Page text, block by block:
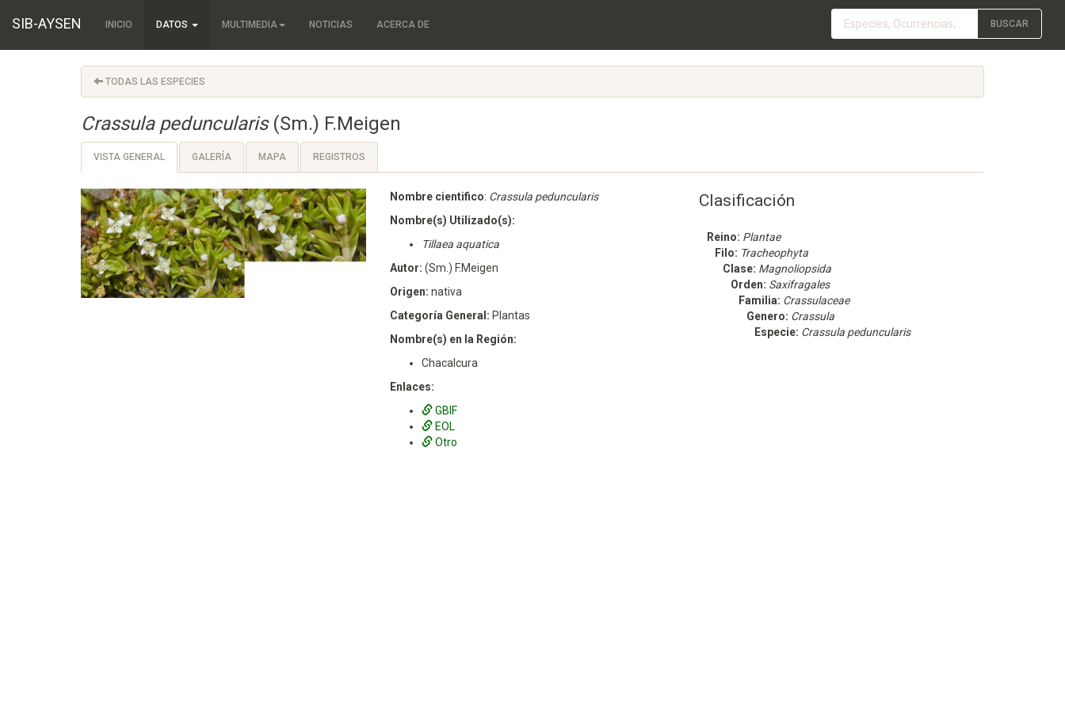
SIB-AYSEN INICIO DATOS MULTIMEDIA NOTICIAS ACERCA DE BUSCAR
TODAS LAS ESPECIES
Crassula peduncularis(Sm.) F.Meigen
VISTA GENERAL GALERÍA MAPA REGISTROS
Nombre cientifico: Crassula peduncularis
Nombre(s) Utilizado(s):
Tillaea aquatica
Autor: (Sm.) F.Meigen
Origen: nativa
Categoría General: Plantas
Nombre(s) en la Región:
Chacalcura
Enlaces:
GBIF
EOL
Otro
Clasificación
Reino: Plantae
Filo: Tracheophyta
Clase: Magnoliopsida
Orden: Saxifragales
Familia: Crassulaceae
Genero: Crassula
Especie: Crassula peduncularis